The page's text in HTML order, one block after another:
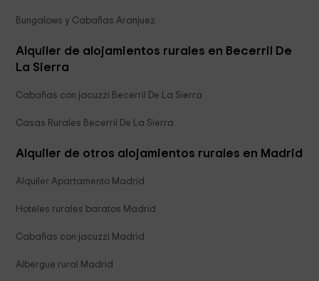
Bungalows y Cabañas Aranjuez
Alquiler de alojamientos rurales en Becerril De
La Sierra
Cabañas con jacuzzi Becerril De La Sierra
Casas Rurales Becerril De La Sierra
Alquiler de otros alojamientos rurales en Madrid
Alquiler Apartamento Madrid
Hoteles rurales baratos Madrid
Cabañas con jacuzzi Madrid
Albergue rural Madrid